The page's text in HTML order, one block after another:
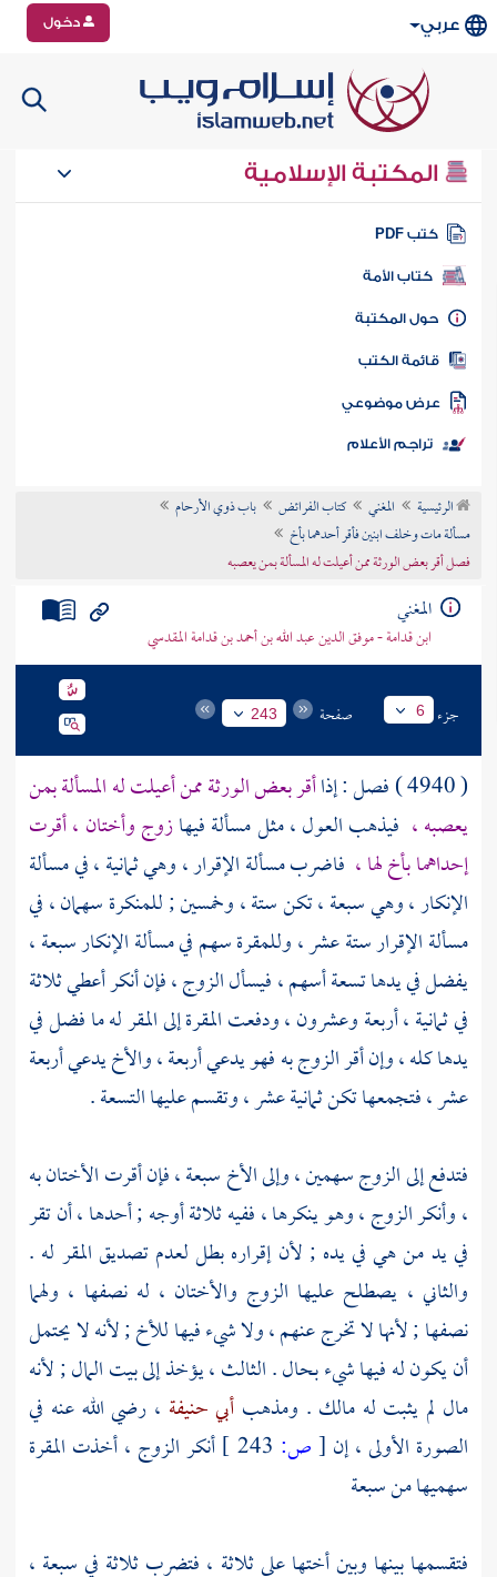
عربي دخول
المكتبة الإسلامية
كتب PDF
كتاب الأمة
المكتبة
الكتب
موضوعي
تراجم الأعلام
الرئيسية المغني كتاب الفرائض
باب ذوي الأرحام
مسألة مات وخلف ابنين فأقر أحدهما بأخ
فصل أقر بعض الورثة ممن أعيلت له المسألة بمن يعصبه
المغني
ابن قدامة - موفق الدين عبد الله بن أحمد بن قدامة المقدسي
جزء 6 صفحة 243
( 4940 ) فصل : إذا
أقر بعض الورثة ممن أعيلت له المسألة بمن
يعصبه ، فيذهب العول ، مثل مسألة فيهازوج وأختان ، أقرت
إحداهما بأخ لها ، فاضرب مسألة الإقرار ، وهي ثمانية ، في مسألة
الإنكار ، وهي سبعة ، تكن ستة ، وخمسين ; للمنكرة سهمان ، في
مسألة الإقرار ستة عشر ، وللمقرة سهم في مسألة الإنكار سبعة ،
يفضل في يدها تسعة أسهم ، فيسأل الزوج ، فإن أنكر أعطي ثلاثة
في ثمانية ، أربعة وعشرون ، ودفعت المقرة إلى المقر له ما فضل في
يدها كله ، وإن أقر الزوج به فهو يدعي أربعة ، والأخ يدعي أربعة
عشر ، فتجمعها تكن ثمانية عشر ، وتقسم عليها التسعة .
فتدفع إلى الزوج سهمين ، وإلى الأخ سبعة ، فإن أقرت الأختان به
، وأنكر الزوج ، وهو ينكرها ، ففيه ثلاثة أوجه ; أحدها ، أن تقر
في يد من هي في يده ; لأن إقراره بطل لعدم تصديق المقر له .
والثاني ، يصطلح عليها الزوج والأختان ، له نصفها ، ولهما
نصفها ; لأنها لا تخرج عنهم ، ولا شيء فيها للأخ ; لأنه لا يحتمل
أن يكون له فيها شيء بحال . الثالث ، يؤخذ إلى بيت المال ; لأنه
مال لم يثبت له مالك . ومذهب أبي حنيفة ، رضي الله عنه في
الصورة الأولى ، إن [ص:
أنكر الزوج ، أخذت المقرة
سهميها من سبعة
فتقسمها بينها وبين أختها على ثلاثة ، فتضرب ثلاثة في سبعة ،